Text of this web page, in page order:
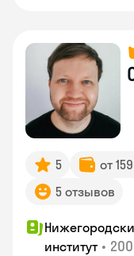
5 от
5 отзывов
институт •